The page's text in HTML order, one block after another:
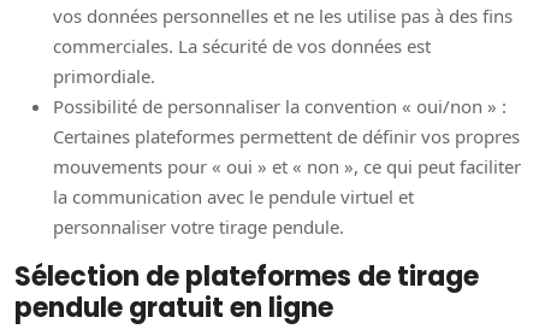
vos données personnelles et ne les utilise pas à des fins
commerciales. La sécurité de vos données est
primordiale.
Possibilité de personnaliser la convention « oui/non » :
Certaines plateformes permettent de définir vos propres
mouvements pour « oui » et « non », ce qui peut faciliter
la communication avec le pendule virtuel et
personnaliser votre tirage pendule.
Sélection de plateformes de tirage
pendule gratuit en ligne